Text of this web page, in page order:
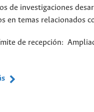
de investigaciones
en temas relacionados
de recepción: